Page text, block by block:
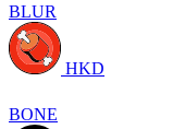
BLUR
HKD
BONE